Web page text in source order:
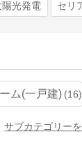
陽光発電 セリ
ム(一戸建) 16
サブカテゴリー